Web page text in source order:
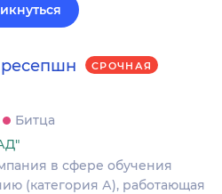
СРОЧНАЯ
Битца
в сфере обучения
(категория А), работающая